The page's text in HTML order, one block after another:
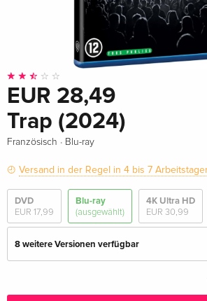
EUR 28,49
Trap (2024)
Französisch · Blu-ray
Versand in der Regel in 4 bis 7
DVD
EUR 17,99
Blu-ray
(ausgewählt)
4K Ultra HD
EUR 30,99
8 weitere Versionen verfügbar
Deutsch